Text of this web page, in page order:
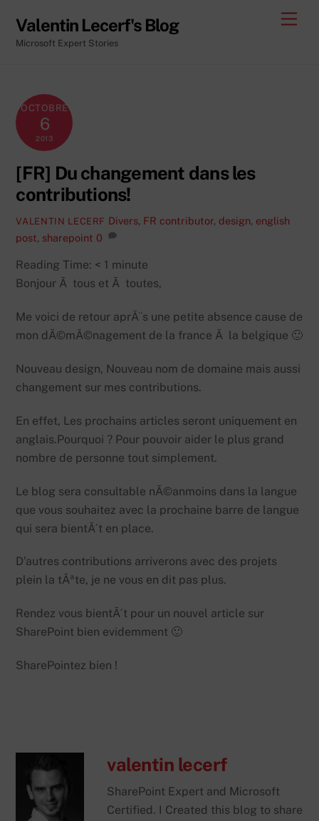
content
Valentin Lecerf's Blog
Microsoft Expert Stories
OCTOBRE
6
2013
[FR] Du changement dans les
contributions!
VALENTIN LECERF Divers, FR contributor, design, english
post, sharepoint 0
Reading Time: < 1 minute
Bonjour Ã tous et Ã toutes,
Me voici de retour aprÃ¨s une petite absence cause de
mon dÃ©mÃ©nagement de la france Ã la belgique 🙂
Nouveau design, Nouveau nom de domaine mais aussi
changement sur mes contributions.
En effet, Les prochains articles seront uniquement en
anglais.Pourquoi ? Pour pouvoir aider le plus grand
nombre de personne tout simplement.
Le blog sera consultable nÃ©anmoins dans la langue
que vous souhaitez avec la prochaine barre de langue
qui sera bientÃ´t en place.
D’autres contributions arriverons avec des projets
plein la tÃªte, je ne vous en dit pas plus.
Rendez vous bientÃ´t pour un nouvel article sur
SharePoint bien evidemment 🙂
SharePointez bien !
valentin lecerf
SharePoint Expert and Microsoft
Certified. I Created this blog to share